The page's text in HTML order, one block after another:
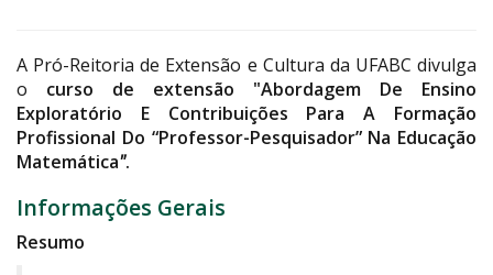
A Pró-Reitoria de Extensão e Cultura da UFABC divulga
o curso de extensão "Abordagem De Ensino
Exploratório E Contribuições Para A Formação
Profissional Do “Professor-Pesquisador” Na Educação
Matemática".
Informações Gerais
Resumo